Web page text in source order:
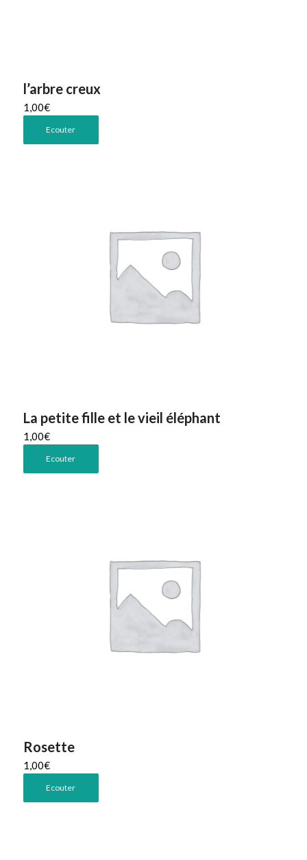
l’arbre creux
1,00€
Ecouter
La petite fille et le vieil éléphant
1,00€
Ecouter
Rosette
1,00€
Ecouter